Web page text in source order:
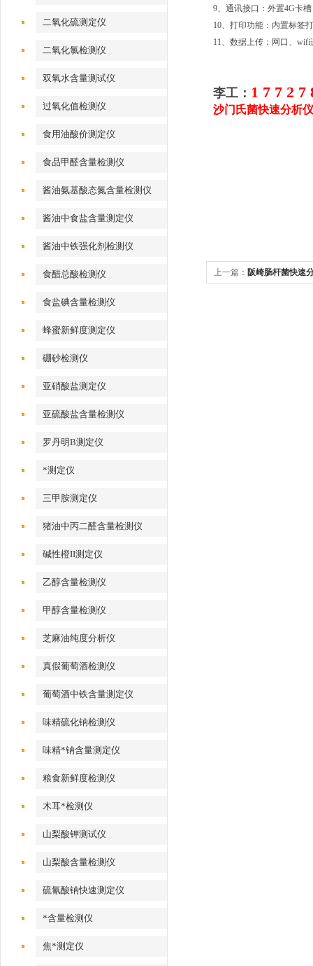
二氧化硫测定仪
二氧化氯检测仪
双氧水含量测试仪
过氧化值检测仪
食用油酸价测定仪
食品甲醛含量检测仪
酱油氨基酸态氮含量检测仪
酱油中食盐含量测定仪
酱油中铁强化剂检测仪
食醋总酸检测仪
食盐碘含量检测仪
蜂蜜新鲜度测定仪
硼砂检测仪
亚硝酸盐测定仪
亚硫酸盐含量检测仪
罗丹明B测定仪
*测定仪
三甲胺测定仪
猪油中丙二醛含量检测仪
碱性橙II测定仪
乙醇含量检测仪
甲醇含量检测仪
芝麻油纯度分析仪
真假葡萄酒检测仪
葡萄酒中铁含量测定仪
味精硫化钠检测仪
味精*钠含量测定仪
粮食新鲜度检测仪
木耳*检测仪
山梨酸钾测试仪
山梨酸含量检测仪
硫氰酸钠快速测定仪
*含量检测仪
焦*测定仪
9、通讯接口：外置4G卡
10、打印功能：内置标签
11、数据上传：网口、
李工： 1 7 7 2 7
沙门氏菌快速分析仪
上一篇： 阪崎肠杆菌快速